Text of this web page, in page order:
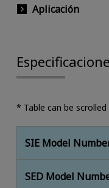
Aplicación
* Table can be
SIE Model
SED Model